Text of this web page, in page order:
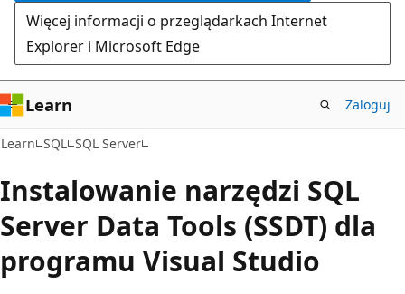
Więcej informacji o przeglądarkach Internet
Explorer i Microsoft Edge
Learn Zaloguj
Learn SQL SQL Server
Instalowanie narzędzi SQL
Server Data Tools (SSDT) dla
programu Visual Studio